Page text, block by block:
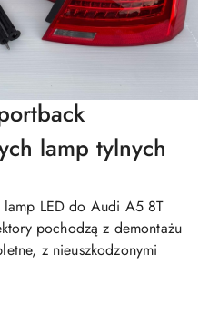
lamp tylnych
LED do Audi A5 8T
pochodzą z demontażu
z nieuszkodzonymi